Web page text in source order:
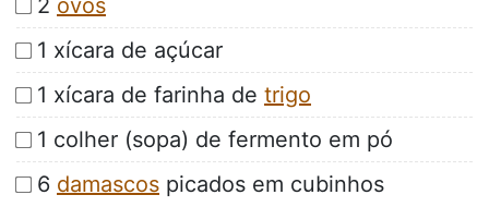
2 ovos
1 xícara de açúcar
1 xícara de farinha de trigo
1 colher (sopa) de fermento em pó
6 damascos picados em cubinhos